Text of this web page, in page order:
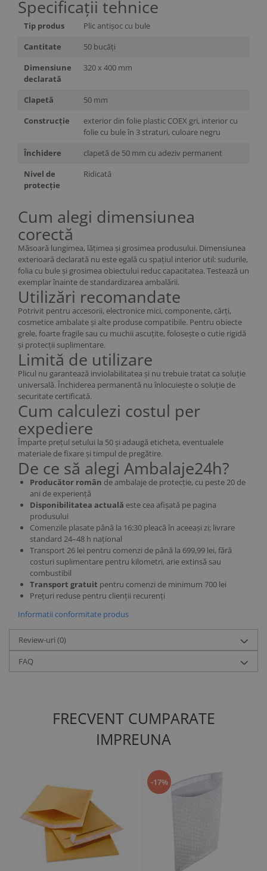
Specificații tehnice
Tip produs
Plic antișoc cu bule
Cantitate
50 bucăți
Dimensiune
declarată
320 x 400 mm
Clapetă
50 mm
Construcție
exterior din folie plastic COEX gri, interior cu
folie cu bule în 3 straturi, culoare negru
Închidere
clapetă de 50 mm cu adeziv permanent
Nivel de
protecție
Ridicată
Cum alegi dimensiunea
corectă
Măsoară lungimea, lățimea și grosimea produsului. Dimensiunea
exterioară declarată nu este egală cu spațiul interior util: sudurile,
folia cu bule și grosimea obiectului reduc capacitatea. Testează un
exemplar înainte de standardizarea ambalării.
Utilizări recomandate
Potrivit pentru accesorii, electronice mici, componente, cărți,
cosmetice ambalate și alte produse compatibile. Pentru obiecte
grele, foarte fragile sau cu muchii ascuțite, folosește o cutie rigidă
și protecții suplimentare.
Limită de utilizare
Plicul nu garantează inviolabilitatea și nu trebuie tratat ca soluție
universală. Închiderea permanentă nu înlocuiește o soluție de
securitate certificată.
Cum calculezi costul per
expediere
Împarte prețul setului la 50 și adaugă eticheta, eventualele
materiale de fixare și timpul de pregătire.
De ce să alegi Ambalaje24h?
Producător român de ambalaje de protecție, cu peste 20 de
ani de experiență
Disponibilitatea actuală este cea afișată pe pagina
produsului
Comenzile plasate până la 16:30 pleacă în aceeași zi; livrare
standard 24–48 h național
Transport 26 lei pentru comenzi de până la 699,99 lei, fără
costuri suplimentare pentru kilometri, arie extinsă sau
combustibil
Transport gratuit pentru comenzi de minimum 700 lei
Prețuri reduse pentru clienții recurenți
Informatii conformitate produs
Review-uri (0)
FAQ
FRECVENT CUMPARATE
IMPREUNA
-17%